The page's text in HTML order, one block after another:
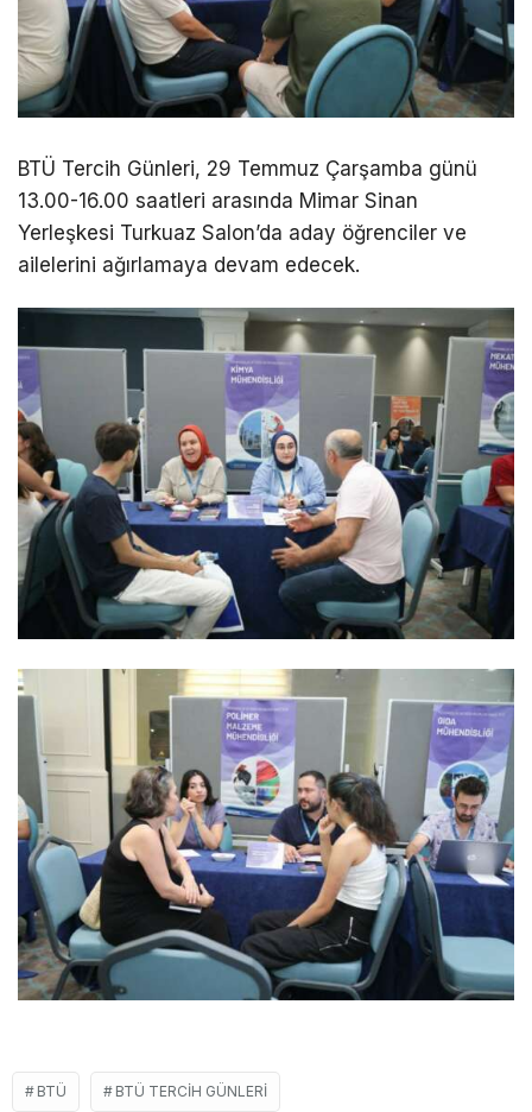
BTÜ Tercih Günleri, 29 Temmuz Çarşamba günü
13.00-16.00 saatleri arasında Mimar Sinan
Yerleşkesi Turkuaz Salon’da aday öğrenciler ve
ailelerini ağırlamaya devam edecek.
BTÜ BTÜ TERCIH GÜNLERI